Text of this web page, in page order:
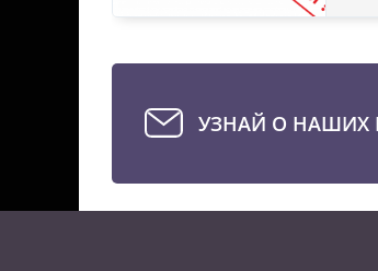
УЗНАЙ О НАШИХ